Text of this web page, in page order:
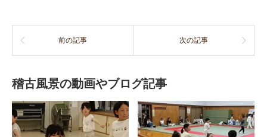
前の記事 次の記事
稽古風景の動画やブログ記事